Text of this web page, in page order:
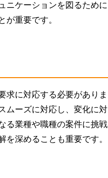
ニケーションを図るために
が重要です。
求に対応する必要がありま
ムーズに対応し、変化に対
る業種や職種の案件に挑戦
深めることも重要です。